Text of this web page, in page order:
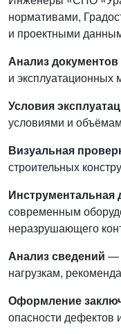
нормативами,
и проектными
Анализ документов
и эксплуатационных
Условия
условиями и
Визуальная
строительных
Инструментальная
современным
неразрушающего
Анализ сведений —
нагрузкам,
Оформление
опасности дефектов